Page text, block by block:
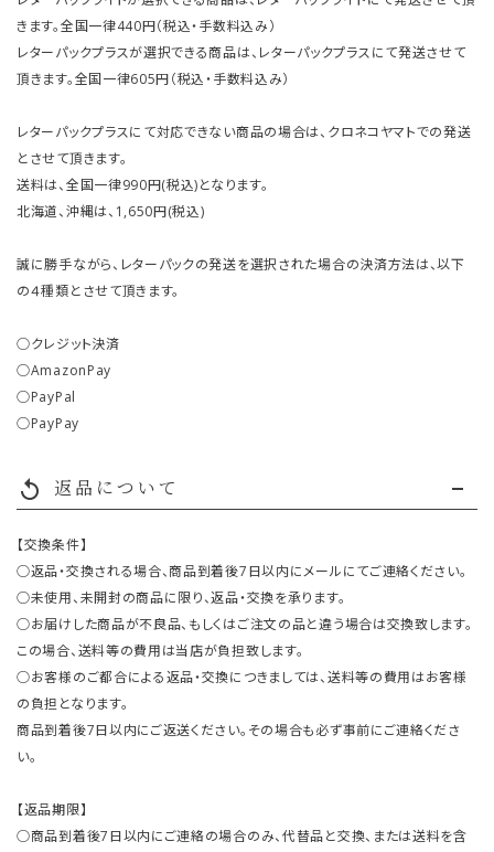
きます。全国一律440円（税込・手数料込み）
レターパックプラスが選択できる商品は、レターパックプラスにて発送させて
頂きます。全国一律605円（税込・手数料込み）
レターパックプラスにて対応できない商品の場合は、クロネコヤマトでの発送
とさせて頂きます。
送料は、全国一律990円(税込)となります。
北海道、沖縄は、1,650円(税込)
誠に勝手ながら、レターパックの発送を選択された場合の決済方法は、以下
の４種類とさせて頂きます。
○クレジット決済
○AmazonPay
○PayPal
○PayPay
replay 返品について
【交換条件】
○返品・交換される場合、商品到着後7日以内にメールにてご連絡ください。
○未使用、未開封の商品に限り、返品・交換を承ります。
○お届けした商品が不良品、もしくはご注文の品と違う場合は交換致します。
この場合、送料等の費用は当店が負担致します。
○お客様のご都合による返品・交換につきましては、送料等の費用はお客様
の負担となります。
商品到着後7日以内にご返送ください。その場合も必ず事前にご連絡くださ
い。
【返品期限】
○商品到着後7日以内にご連絡の場合のみ、代替品と交換、または送料を含